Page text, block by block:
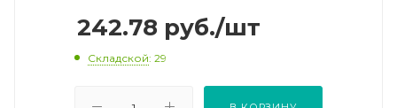
242.78 руб./шт
Складской: 29